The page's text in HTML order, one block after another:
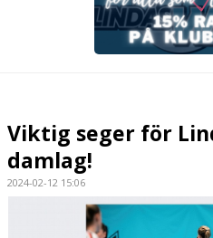
BILDGALLERI
DOKUMENT
Viktig seger för
damlag!
2024-02-12 15:06